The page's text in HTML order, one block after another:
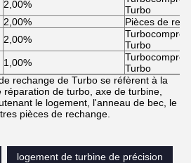
2,00%
Turbo
2,00%
Pièces de
2,00%
Turbo
1,00%
Turbo
rechange de Turbo se réfèrent à la
de turbo, axe de turbine,
le logement, l'anneau de bec, le
pièces de rechange.
logement de turbine de précision